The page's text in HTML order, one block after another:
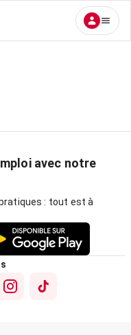
avec notre
: tout est à